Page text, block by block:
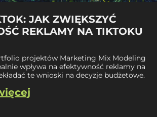
JAK ZWIĘKSZYĆ
REKLAMY NA TIKTOKU
projektów Marketing Mix Modeling
wpływa na efektywność reklamy na
te wnioski na decyzje budżetowe.